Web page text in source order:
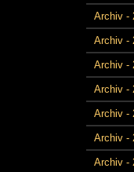
Archiv -
Archiv -
Archiv -
Archiv -
Archiv -
Archiv -
Archiv -